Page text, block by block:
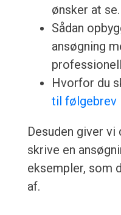
ønsker at se.
Sådan
ansøgning
Hvorfor du
til følgebrev
Desuden giver
skrive en
eksempler, som
af.